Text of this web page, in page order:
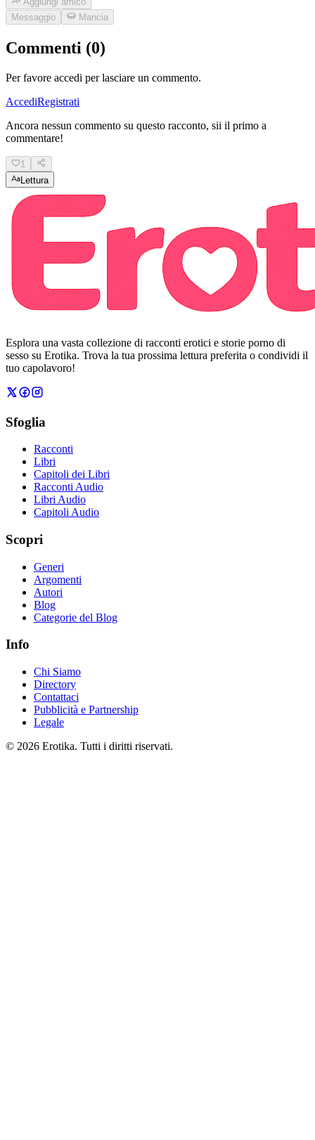
Messaggio
Mancia
Commenti (0)
Per favore accedi per lasciare un commento.
AccediRegistrati
Ancora nessun commento su questo racconto, sii il primo a
commentare!
1
Lettura
Esplora una vasta collezione di racconti erotici e storie porno di
sesso su Erotika. Trova la tua prossima lettura preferita o condividi il
tuo capolavoro!
Sfoglia
Racconti
Libri
Capitoli dei Libri
Racconti Audio
Libri Audio
Capitoli Audio
Scopri
Generi
Argomenti
Autori
Blog
Categorie del Blog
Info
Chi Siamo
Directory
Contattaci
Pubblicità e Partnership
Legale
© 2026 Erotika. Tutti i diritti riservati.